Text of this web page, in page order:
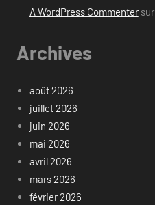
A WordPress Commentersur
Archives
août 2026
juillet 2026
juin 2026
mai 2026
avril 2026
mars 2026
février 2026